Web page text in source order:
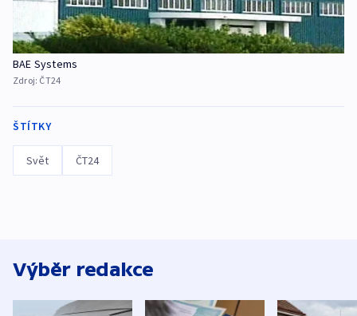
BAE Systems
Zdroj: ČT24
ŠTÍTKY
Svět ČT24
Výběr redakce